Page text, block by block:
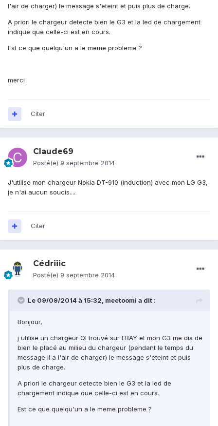
l'air de charger) le message s'eteint et puis plus de charge.
A priori le chargeur detecte bien le G3 et la led de chargement
indique que celle-ci est en cours.
Est ce que quelqu'un a le meme probleme ?
merci
Citer
Claude69
Posté(e) 9 septembre 2014
J'utilise mon chargeur Nokia DT-910 (induction) avec mon LG G3,
je n'ai aucun soucis....
Citer
Cédriiic
Posté(e) 9 septembre 2014
Le 09/09/2014 à 15:32, meetoomi a dit :
Bonjour,
j utilise un chargeur QI trouvé sur EBAY et mon G3 me dis de
bien le placé au milieu du chargeur (pendant le temps du
message il a l'air de charger) le message s'eteint et puis
plus de charge.
A priori le chargeur detecte bien le G3 et la led de
chargement indique que celle-ci est en cours.
Est ce que quelqu'un a le meme probleme ?